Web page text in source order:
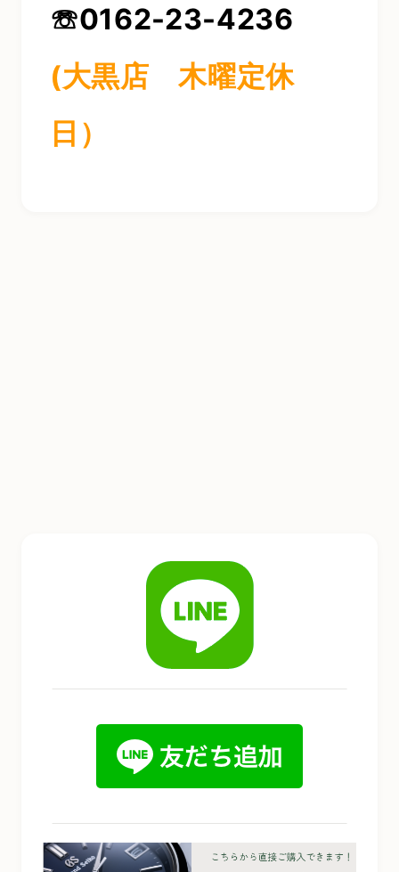
☏0162-23-4236
(大黒店 木曜定休
日）